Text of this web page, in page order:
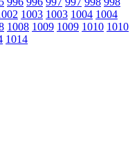
1003 1003 1004 1004
1008 1009 1009 1010 1010
1014